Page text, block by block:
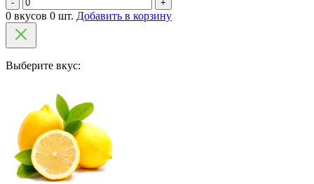
- +
0 вкусов 0 шт. Добавить в корзину
Выберите вкус: